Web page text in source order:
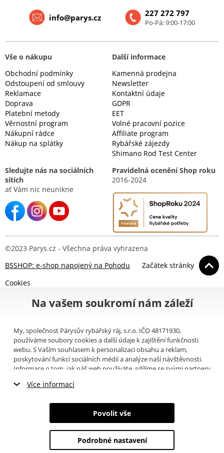
227 272 797
Po-Pá: 9:00-17:00
info@parys.cz
Vše o nákupu
Obchodní podmínky
Odstoupení od smlouvy
Reklamace
Doprava
Platební metody
Věrnostní program
Nákupní rádce
Nákup na splátky
Další informace
Kamenná prodejna
Newsletter
Kontaktní údaje
GDPR
EET
Volné pracovní pozice
Affiliate program
Rybářské zájezdy
Shimano Rod Test Center
Sledujte nás na sociálních
sítích
ať Vám nic neunikne
Pravidelná ocenění Shop roku
2016-2024
©2023 Parys.cz - Všechna práva vyhrazena
BSSHOP: e-shop napojený na Pohodu
Začátek stránky
Cookies
Na vašem soukromí nám záleží
My, společnost Párysův rybářský ráj, s.r.o. IČO 48171930,
používáme soubory cookies a další údaje k zajištění funkčnosti
webu. S Vaším souhlasem k personalizaci obsahu a reklam,
poskytování funkcí sociálních médií a analýze naší návštěvnosti.
Informace o tom, jak náš web používáte, sdílíme se svými partnery
můžete přečíst, jak tyto informace Google používá. Partneři tyto
poskytli nebo které získali v důsledku toho, že používáte jejich
služby. Tyto údaje zahrnují cookies, data z dalších úložišť, IP
adresu a další informace spojené s prohlížením webu. Svůj souhlas
Více informací
Nezbytné cookies
Marketingové cookies
Analytické cookies
Povolit vše
Podrobné nastavení